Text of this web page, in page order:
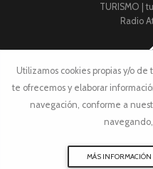
TURISMO |
Radio
© 2024
Aviso Legal
• Política de
Utilizamos cookies propias y/o de
te ofrecemos y elaborar
navegación, conforme a
navegando,
MÁS INFORMACIÓN